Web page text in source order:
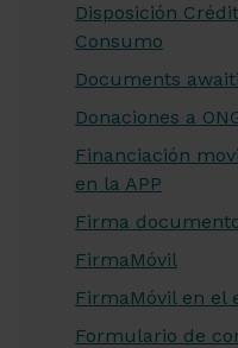
Disposición
Consumo
Documents
Donaciones a
Financiación
en la APP
Firma
FirmaMóvil
FirmaMóvil en el
Formulario de